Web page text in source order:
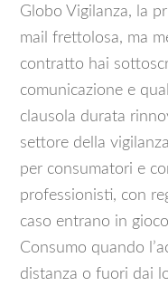
Globo Vigilanza, la
mail frettolosa, ma
contratto hai
comunicazione e
clausola durata
settore della
per consumatori e
professionisti, con
caso entrano in
Consumo quando
distanza o fuori dai